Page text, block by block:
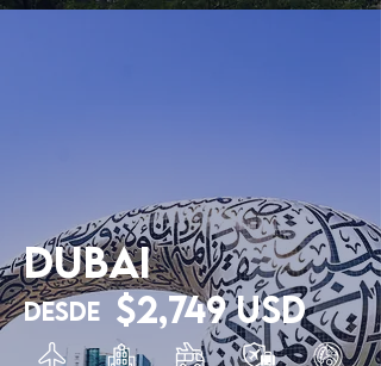
DUBAI
Desde $2,749 Usd